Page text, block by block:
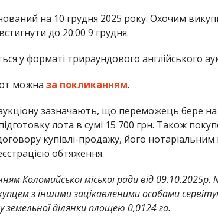
на 10 грудня 2025 року. Охочим
до 20:00 9 грудня.
у форматі трираундового англійського
можна за покликанням.
зазначають, що переможець бере
лота в сумі 15 700 грн. Також
купівлі-продажу, його
обтяження.
Коломийської міської ради від
з іншими зацікавленими особами
земельної ділянки площею 0,0124 га.